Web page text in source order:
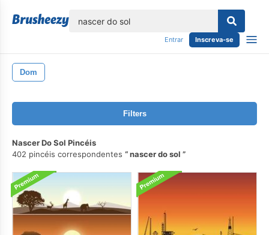
Entrar Inscreva-se
Dom
Filters
Nascer Do Sol Pincéis
402 pincéis correspondentes
nascer do sol